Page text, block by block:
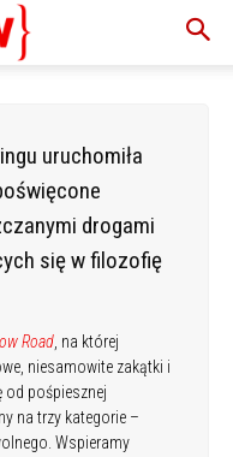
uruchomiła
drogami
się w filozofię
Road , na której
niesamowite zakątki i
od pośpiesznej
na trzy kategorie –
Wspieramy